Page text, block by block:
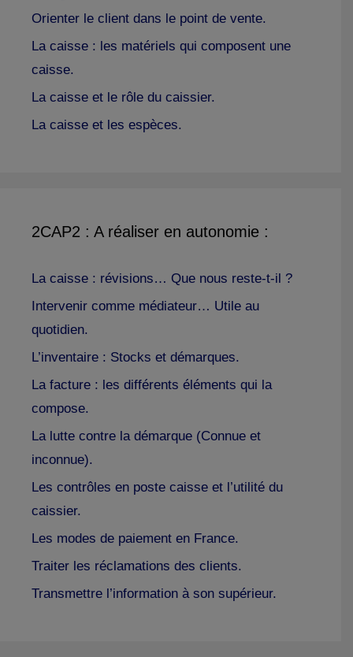
Orienter le client dans le point de vente.
La caisse : les matériels qui composent une
caisse.
La caisse et le rôle du caissier.
La caisse et les espèces.
2CAP2 : A réaliser en autonomie :
La caisse : révisions… Que nous reste-t-il ?
Intervenir comme médiateur… Utile au
quotidien.
L’inventaire : Stocks et démarques.
La facture : les différents éléments qui la
compose.
La lutte contre la démarque (Connue et
inconnue).
Les contrôles en poste caisse et l’utilité du
caissier.
Les modes de paiement en France.
Traiter les réclamations des clients.
Transmettre l’information à son supérieur.